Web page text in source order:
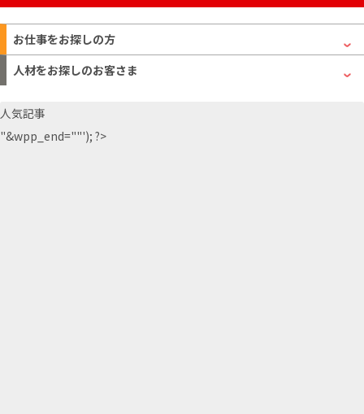
お仕事をお探しの方
人材をお探しのお客さま
人気記事
"&wpp_end=""'); ?>